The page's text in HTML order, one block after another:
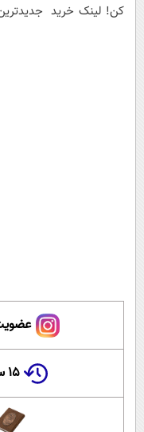
کن! لینک خرید
۱۵ سال پیش در چنین روزی